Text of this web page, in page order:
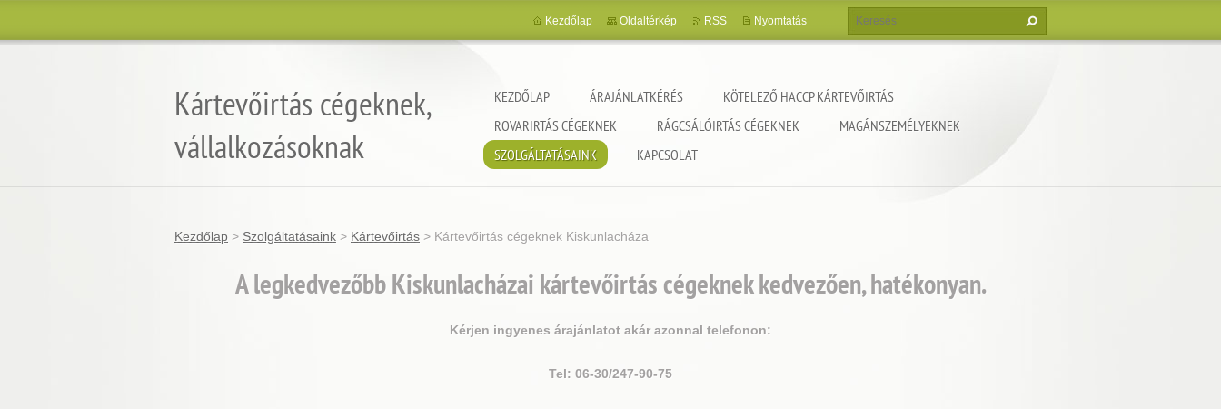
Kártevőirtás cégeknek,
vállalkozásoknak
KEZDŐLAP ÁRAJÁNLATKÉRÉS
KÖTELEZŐ HACCP KÁRTEVŐIRTÁS
ROVARIRTÁS CÉGEKNEK
RÁGCSÁLÓIRTÁS CÉGEKNEK
MAGÁNSZEMÉLYEKNEK
SZOLGÁLTATÁSAINK
KAPCSOLAT
Kezdőlap Oldaltérkép RSS Nyomtatás
Kezdőlap > Szolgáltatásaink > Kártevőirtás > Kártevőirtás cégeknek Kiskunlacháza
A legkedvezőbb Kiskunlacházai kártevőirtás cégeknek kedvezően, hatékonyan.
Kérjen ingyenes árajánlatot akár azonnal telefonon:
Tel: 06-30/247-90-75